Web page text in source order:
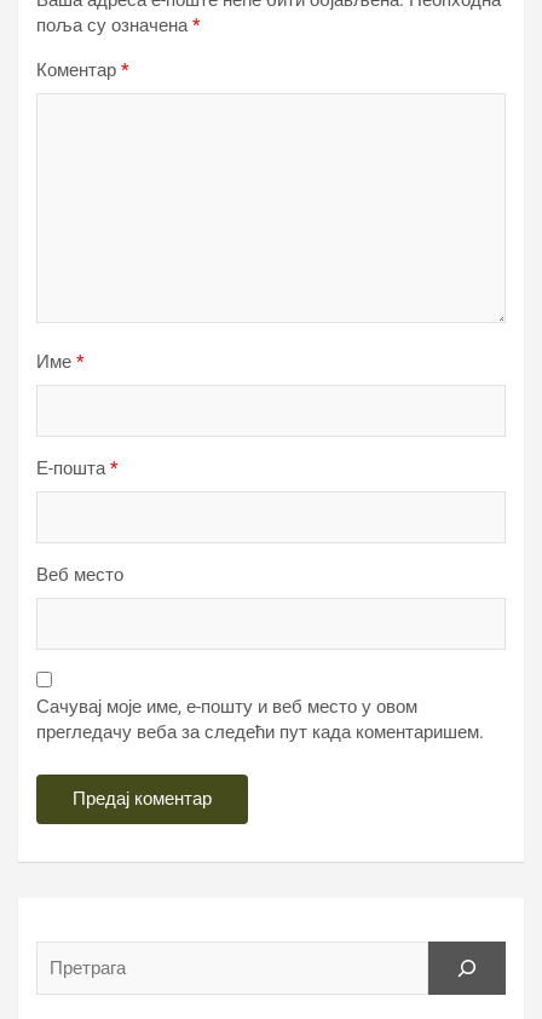
поља су означена*
Коментар *
Име *
Е-пошта*
Веб место
Сачувај моје име, е-пошту и веб место у овом
прегледачу веба за следећи пут када коментаришем.